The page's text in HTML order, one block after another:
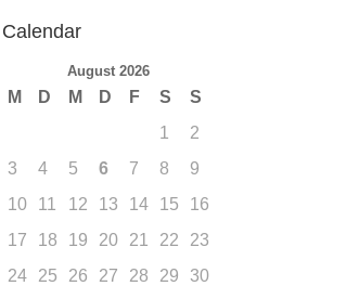
Calendar
August 2026
M D M D F S
S
1
2
3
4 5 6 7 8
9
10
11 12 13 14 15
16
17
18 19 20 21 22
23
24
25 26 27 28 29
30